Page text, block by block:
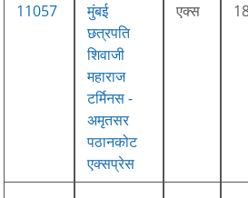
11057
मुंबई
छत्रपति
शिवाजी
महाराज
टर्मिनस -
अमृतसर
पठानकोट
एक्सप्रेस
एक्स